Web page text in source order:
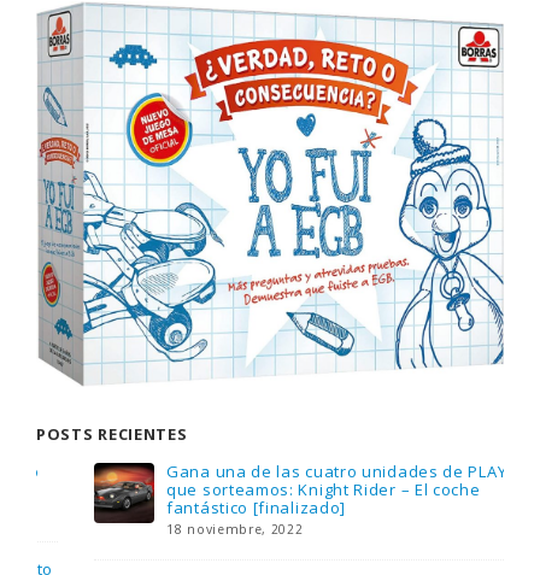
POSTS RECIENTES
Gana una de las cuatro unidades de PLAYMOBIL
que sorteamos: Knight Rider – El coche
fantástico [finalizado]
18 noviembre, 2022